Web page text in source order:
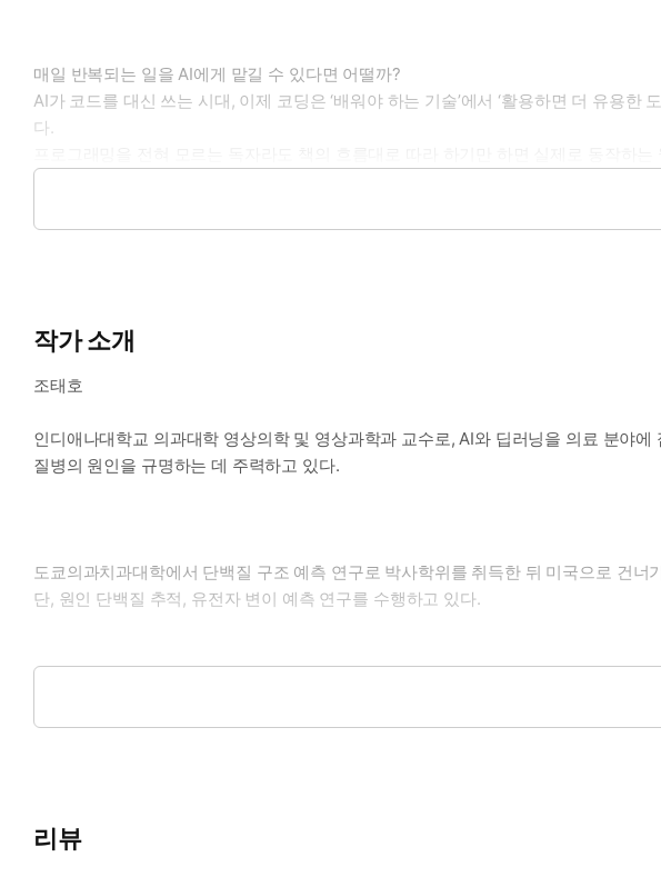
매일 반복되는 일을 AI에게 맡길 수 있다면 어떨까?
AI가 코드를 대신 쓰는 시대, 이제 코딩은 ‘배워야 하는 기술’에서 ‘활용하면 더 유용
다.
특히 이 책은 단순히 프롬프트를 복사해 붙여 넣는 방식에 그치지 않는다. 왜 이런 결
친절하게 설명한다. 덕분에 독자는 도구 사용법을 넘어 AI를 활용해 문제를 해결하는
작가 소개
조태호
인디애나대학교 의과대학 영상의학 및 영상과학과 교수로, AI와 딥러닝을 의료 분야
질병의 원인을 규명하는 데 주력하고 있다.
도쿄의과치과대학에서 단백질 구조 예측 연구로 박사학위를 취득한 뒤 미국으로 건
단, 원인 단백질 추적, 유전자 변이 예측 연구를 수행하고 있다.
국내에서는 『모두의 딥러닝(1–4판)』(길벗, 2017-2025), 제7회 브런치북 대상 수상
『그림으로 이해하는 인지과학』(길벗, 2022) 등을 번역했으며, 『딥러닝 워크북』(
리뷰